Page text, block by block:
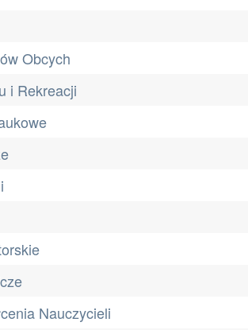
Obcych
i Rekreacji
Nauczycieli